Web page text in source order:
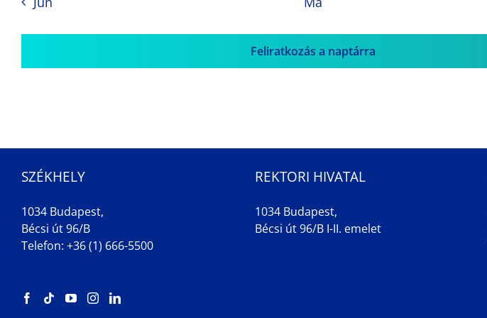
Feliratkozás a naptárra
SZÉKHELY
1034 Budapest,
Bécsi út 96/B
Telefon: +36 (1) 666-5500
REKTORI HIVATAL
1034 Budapest,
Bécsi út 96/B I-II. emelet